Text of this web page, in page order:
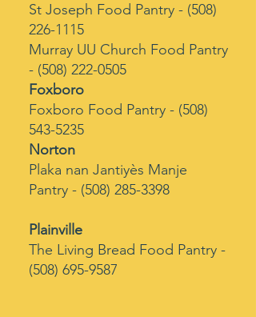
St Joseph Food Pantry - (508)
226-1115
Murray UU Church Food Pantry
- (508) 222-0505
Foxboro
Foxboro Food Pantry - (508)
543-5235
Norton
Plaka nan Jantiyès Manje
Pantry - (508) 285-3398
Plainville
The Living Bread Food Pantry -
(508) 695-9587